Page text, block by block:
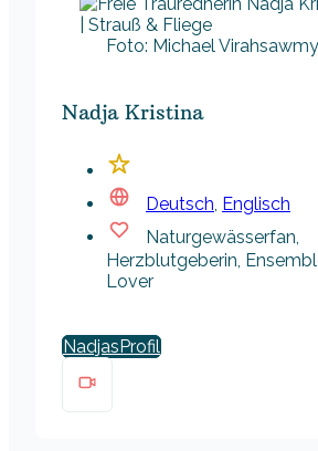
Foto: Michael Virahsawmy
Nadja Kristina
Deutsch, Englisch
Naturgewässerfan,
Herzblutgeberin,
Lover
Nadjas